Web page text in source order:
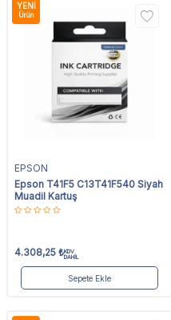
YENI
Ürün
EPSON
Epson T41F5 C13T41F540 Siyah
Muadil Kartuş
4.308,25 ₺KDV
DAHİL
Sepete Ekle